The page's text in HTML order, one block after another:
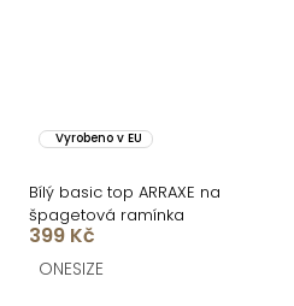
Vyrobeno v EU
Bílý basic top ARRAXE na
špagetová ramínka
399 Kč
ONESIZE